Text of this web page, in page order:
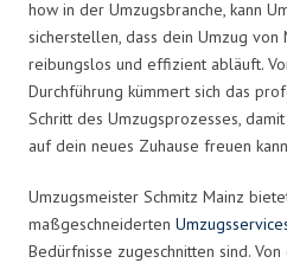
how in der Umzugsbranche, kann
sicherstellen, dass dein Umzug von
reibungslos und effizient abläuft.
Durchführung kümmert sich das
Schritt des Umzugsprozesses,
auf dein neues Zuhause freuen
Umzugsmeister Schmitz Mainz
maßgeschneiderten
Bedürfnisse zugeschnitten sind.